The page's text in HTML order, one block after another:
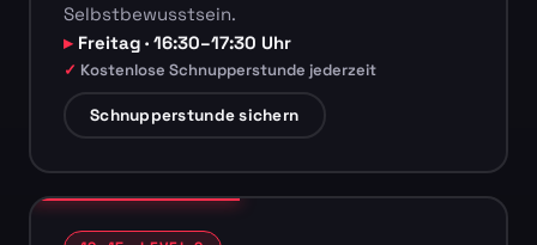
Selbstbewusstsein.
Freitag · 16:30–17:30 Uhr
Kostenlose Schnupperstunde jederzeit
Schnupperstunde sichern